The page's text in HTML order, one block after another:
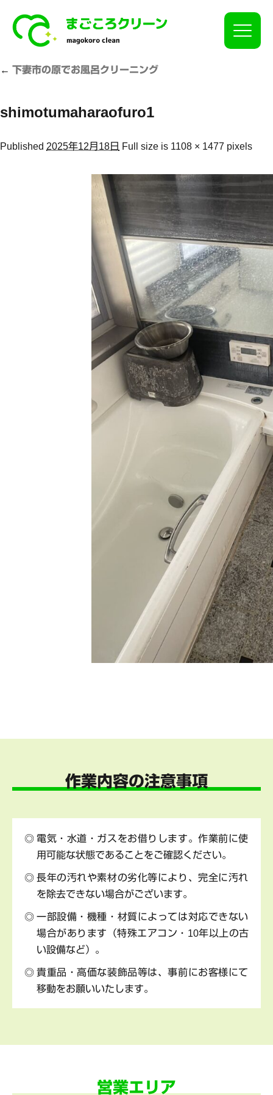
Click
← 下妻市の原でお風呂クリーニング
shimotumaharaofuro1
Published 2025年12月18日 Full size is 1108 × 1477 pixels
作業内容の注意事項
電気・水道・ガスをお借りします。作業前に使
用可能な状態であることをご確認ください。
長年の汚れや素材の劣化等により、完全に汚れ
を除去できない場合がございます。
一部設備・機種・材質によっては対応できない
場合があります（特殊エアコン・10年以上の古
い設備など）。
貴重品・高価な装飾品等は、事前にお客様にて
移動をお願いいたします。
営業エリア